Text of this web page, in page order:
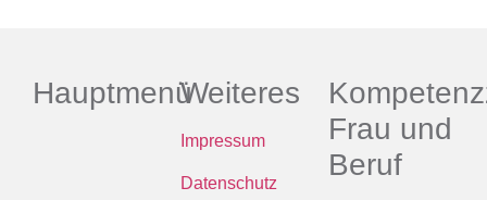
HauptmenüWeiteres
Impressum
Datenschutz
Frau und
Beruf